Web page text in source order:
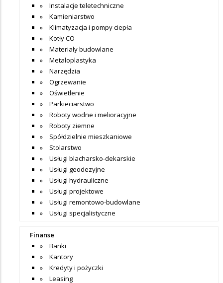
Instalacje teletechniczne
Kamieniarstwo
Klimatyzacja i pompy ciepła
Kotły CO
Materiały budowlane
Metaloplastyka
Narzędzia
Ogrzewanie
Oświetlenie
Parkieciarstwo
Roboty wodne i melioracyjne
Roboty ziemne
Spółdzielnie mieszkaniowe
Stolarstwo
Usługi blacharsko-dekarskie
Usługi geodezyjne
Usługi hydrauliczne
Usługi projektowe
Usługi remontowo-budowlane
Usługi specjalistyczne
Finanse
Banki
Kantory
Kredyty i pożyczki
Leasing